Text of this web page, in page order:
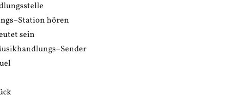
hören
sein